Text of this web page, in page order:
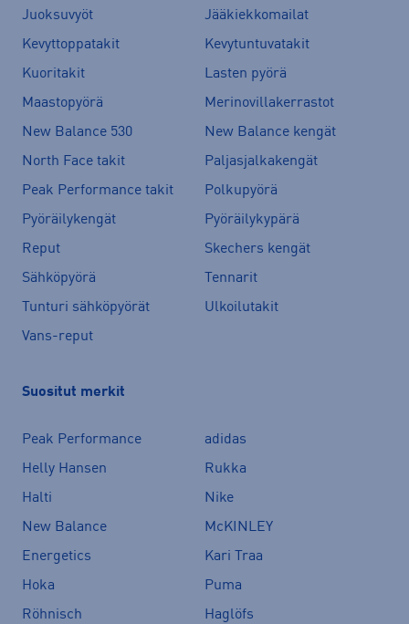
Juoksuvyöt
Jääkiekkomailat
Kevyttoppatakit
Kevytuntuvatakit
Kuoritakit
Lasten pyörä
Maastopyörä
Merinovillakerrastot
New Balance 530
New Balance kengät
North Face takit
Paljasjalkakengät
Peak Performance takit
Polkupyörä
Pyöräilykengät
Pyöräilykypärä
Reput
Skechers kengät
Sähköpyörä
Tennarit
Tunturi sähköpyörät
Ulkoilutakit
Vans-reput
Suositut merkit
Peak Performance
adidas
Helly Hansen
Rukka
Halti
Nike
New Balance
McKINLEY
Energetics
Kari Traa
Hoka
Puma
Röhnisch
Haglöfs